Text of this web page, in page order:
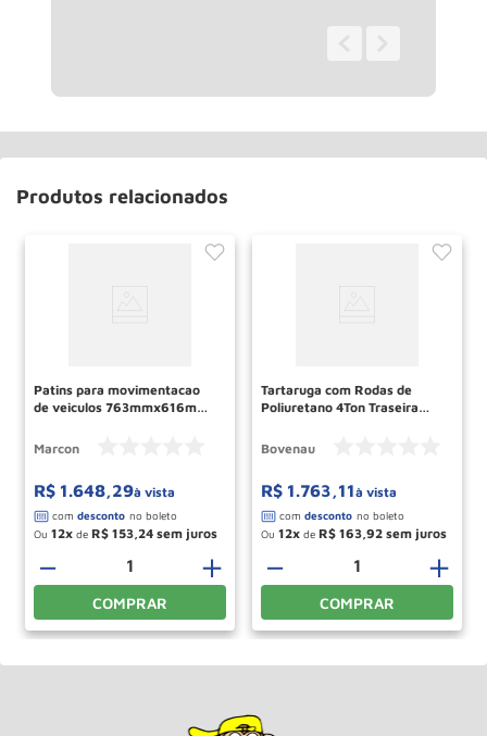
Produtos relacionados
Patins para movimentacao
de veiculos 763mmx616mm
Marcon
R$ 1.648,29à vista
Ou 12 de R$ 153 24
＋
－
COMPRAR
Tartaruga com Rodas de
Poliuretano 4Ton Traseira
Bovenau
R$ 1.763,11à vista
Ou 12 de R$ 163 92
＋
－
COMPRAR